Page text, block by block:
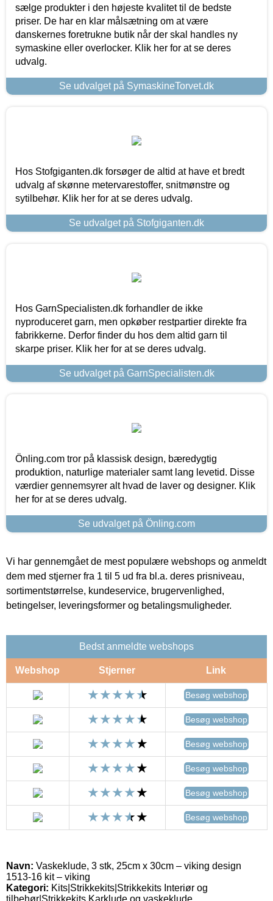
sælge produkter i den højeste kvalitet til de bedste
priser. De har en klar målsætning om at være
danskernes foretrukne butik når der skal handles ny
symaskine eller overlocker. Klik her for at se deres
udvalg.
Se udvalget på SymaskineTorvet.dk
Hos Stofgiganten.dk forsøger de altid at have et bredt
udvalg af skønne metervarestoffer, snitmønstre og
sytilbehør. Klik her for at se deres udvalg.
Se udvalget på Stofgiganten.dk
Hos GarnSpecialisten.dk forhandler de ikke
nyproduceret garn, men opkøber restpartier direkte fra
fabrikkerne. Derfor finder du hos dem altid garn til
skarpe priser. Klik her for at se deres udvalg.
Se udvalget på GarnSpecialisten.dk
Önling.com tror på klassisk design, bæredygtig
produktion, naturlige materialer samt lang levetid. Disse
værdier gennemsyrer alt hvad de laver og designer. Klik
her for at se deres udvalg.
Se udvalget på Önling.com
Vi har gennemgået de mest populære webshops og anmeldt
dem med stjerner fra 1 til 5 ud fra bl.a. deres prisniveau,
sortimentstørrelse, kundeservice, brugervenlighed,
betingelser, leveringsformer og betalingsmuligheder.
Bedst anmeldte webshops
Webshop Stjerner Link
Besøg webshop
Besøg webshop
Besøg webshop
Besøg webshop
Besøg webshop
Besøg webshop
Navn: Vaskeklude, 3 stk, 25cm x 30cm – viking design
1513-16 kit – viking
Kategori: Kits|Strikkekits|Strikkekits Interiør og
tilbehør|Strikkekits Karklude og vaskeklude